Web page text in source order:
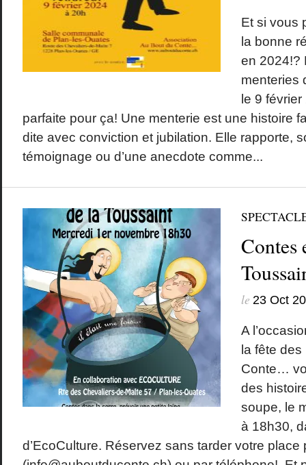
Et si vous
la bonne
en 2024!?
menteries
le 9
parfaite pour ça! Une menterie est une histoire
dite avec conviction et jubilation. Elle rapporte,
témoignage ou d’une anecdote comme...
Contes
le 23 Oct
A
la fête
Conte…
des
soupe, le
à 18h30,
d’EcoCulture. Réservez sans tarder votre place